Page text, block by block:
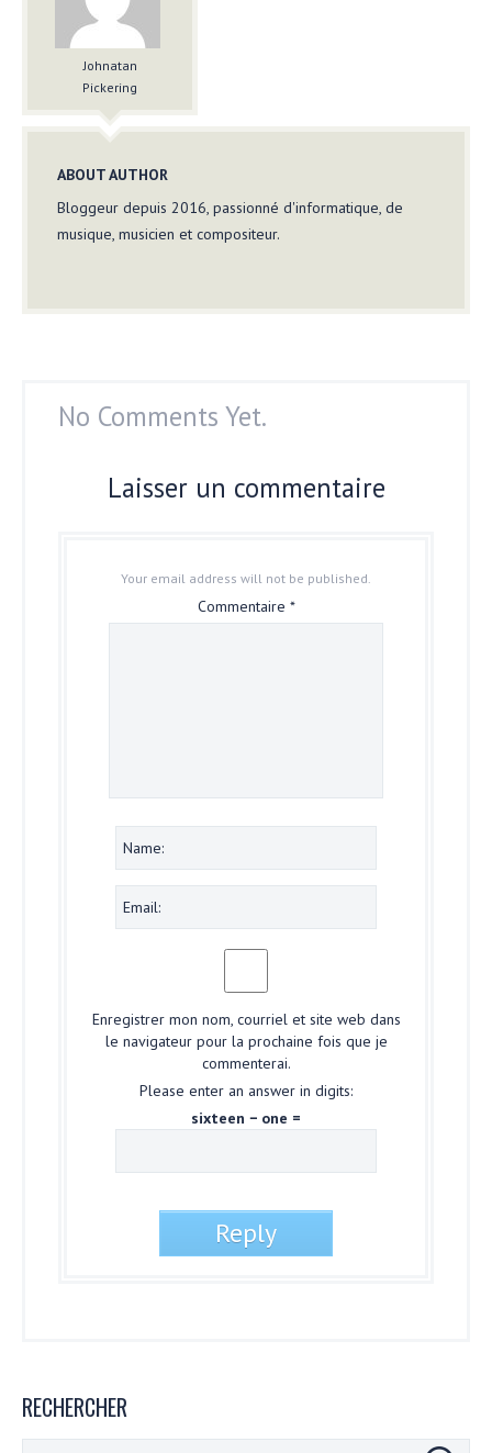
Johnatan
Pickering
ABOUT AUTHOR
Bloggeur depuis 2016, passionné d'informatique, de
musique, musicien et compositeur.
No Comments Yet.
Laisser un commentaire
Your email address will not be published.
Commentaire *
Enregistrer mon nom, courriel et site web dans
le navigateur pour la prochaine fois que je
commenterai.
Please enter an answer in digits:
sixteen − one =
RECHERCHER